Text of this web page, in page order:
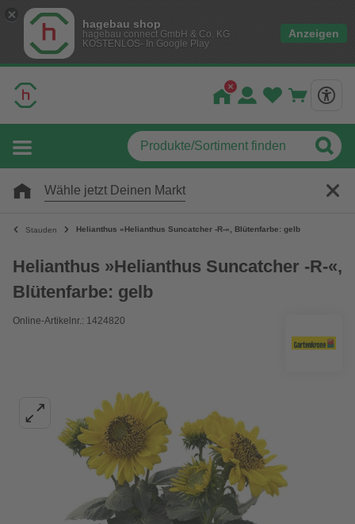
hagebau shop
hagebau connect GmbH & Co. KG
KOSTENLOS- In Google Play
Anzeigen
Wähle jetzt Deinen Markt
Stauden Helianthus »Helianthus Suncatcher -R-«, Blütenfarbe: gelb
Helianthus »Helianthus Suncatcher -R-«,
Blütenfarbe: gelb
Online-Artikelnr.: 1424820